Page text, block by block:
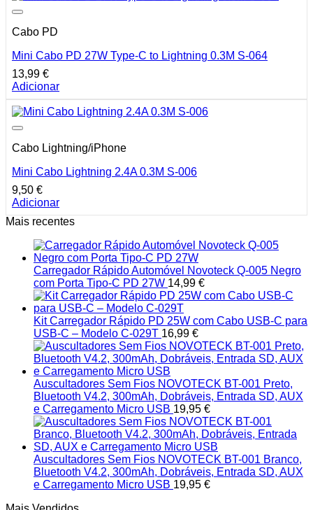
Cabo PD
Mini Cabo PD 27W Type-C to Lightning 0.3M S-064
13,99 €
Adicionar
Cabo Lightning/iPhone
Mini Cabo Lightning 2.4A 0.3M S-006
9,50 €
Adicionar
Mais recentes
Carregador Rápido Automóvel Novoteck Q-005 Negro
com Porta Tipo-C PD 27W 14,99 €
Kit Carregador Rápido PD 25W com Cabo USB-C para
USB-C – Modelo C-029T 16,99 €
Auscultadores Sem Fios NOVOTECK BT-001 Preto,
Bluetooth V4.2, 300mAh, Dobráveis, Entrada SD, AUX
e Carregamento Micro USB 19,95 €
Auscultadores Sem Fios NOVOTECK BT-001 Branco,
Bluetooth V4.2, 300mAh, Dobráveis, Entrada SD, AUX
e Carregamento Micro USB 19,95 €